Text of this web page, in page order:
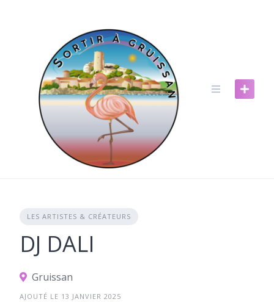
LES ARTISTES & CRÉATEURS
DJ DALI
Gruissan
AJOUTÉ LE 13 JANVIER 2025